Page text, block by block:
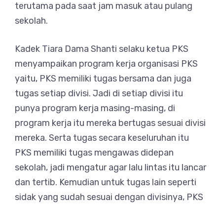
terutama pada saat jam masuk atau pulang
sekolah.
Kadek Tiara Dama Shanti selaku ketua PKS
menyampaikan program kerja organisasi PKS
yaitu, PKS memiliki tugas bersama dan juga
tugas setiap divisi. Jadi di setiap divisi itu
punya program kerja masing-masing, di
program kerja itu mereka bertugas sesuai divisi
mereka. Serta tugas secara keseluruhan itu
PKS memiliki tugas mengawas didepan
sekolah, jadi mengatur agar lalu lintas itu lancar
dan tertib. Kemudian untuk tugas lain seperti
sidak yang sudah sesuai dengan divisinya, PKS